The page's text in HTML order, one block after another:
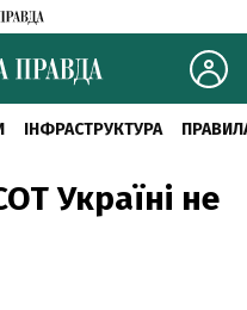
ІНФРАСТРУКТУРА
Україні не